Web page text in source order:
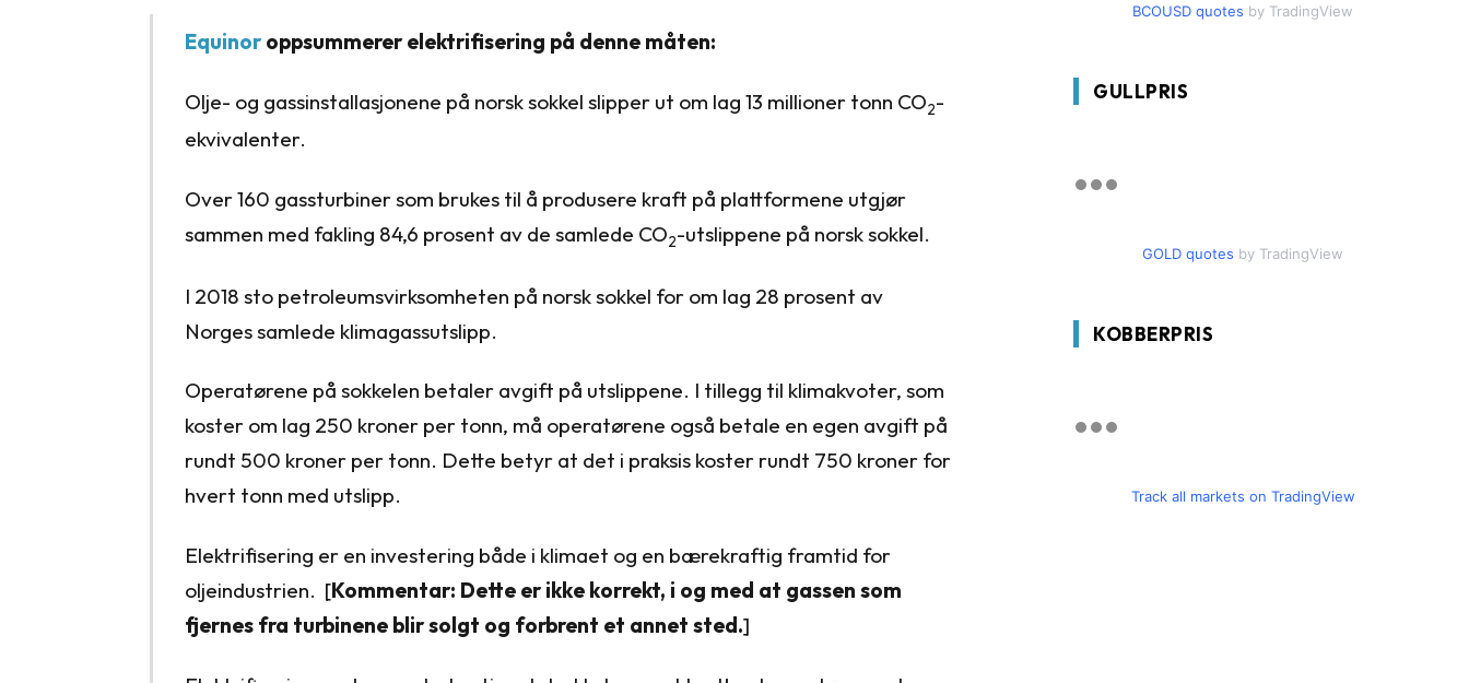
Equinoroppsummerer elektrifisering på denne måten:
Olje- og gassinstallasjonene på norsk sokkel slipper ut om lag 13 millioner tonn CO2-
ekvivalenter.
Over 160 gassturbiner som brukes til å produsere kraft på plattformene utgjør
sammen med fakling 84,6 prosent av de samlede CO2-utslippene på norsk sokkel.
I 2018 sto petroleumsvirksomheten på norsk sokkel for om lag 28 prosent av
Norges samlede klimagassutslipp.
Operatørene på sokkelen betaler avgift på utslippene. I tillegg til klimakvoter, som
koster om lag 250 kroner per tonn, må operatørene også betale en egen avgift på
rundt 500 kroner per tonn. Dette betyr at det i praksis koster rundt 750 kroner for
hvert tonn med utslipp.
Elektrifisering er en investering både i klimaet og en bærekraftig framtid for
oljeindustrien. [Kommentar: Dette er ikke korrekt, i og med at gassen som
fjernes fra turbinene blir solgt og forbrent et annet sted.]
BCOUSD quotes by TradingView
GULLPRIS
GOLD quotes by TradingView
KOBBERPRIS
Track all markets on TradingView